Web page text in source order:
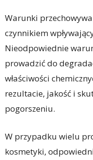
Warunki
czynnikiem
Nieodpowiednie
prowadzić do
właściwości
rezultacie, jakość i
pogorszeniu.
W przypadku wielu
kosmetyki,